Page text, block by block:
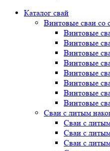
Каталог свай
Винтовые сваи со
Винтовые
Винтовые
Винтовые
Винтовые
Винтовые
Винтовые
Винтовые
Винтовые
Сваи с литым
Сваи с
Сваи с
Сваи с